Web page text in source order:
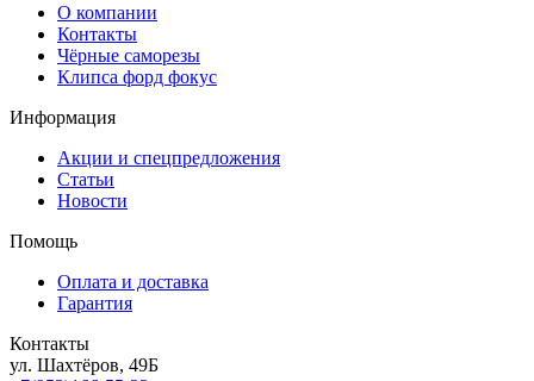
О компании
Контакты
Чёрные саморезы
Клипса форд фокус
Информация
Акции и спецпредложения
Статьи
Новости
Помощь
Оплата и доставка
Гарантия
Контакты
ул. Шахтёров, 49Б